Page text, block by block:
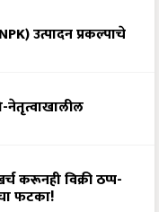
उत्पादन प्रकल्पाचे
नेतृत्वाखालील
करूनही विक्री ठप्प-
फटका!